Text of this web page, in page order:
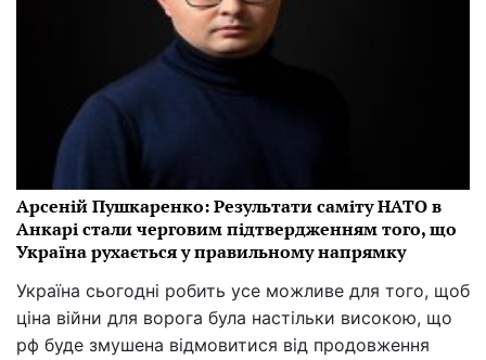
Арсеній Пушкаренко: Результати саміту НАТО в
Анкарі стали черговим підтвердженням того, що
Україна рухається у правильному напрямку
Україна сьогодні робить усе можливе для того, щоб
ціна війни для ворога була настільки високою, що
рф буде змушена відмовитися від продовження